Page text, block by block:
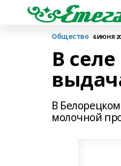
Общество 6 ИЮНЯ
В
В
молочной